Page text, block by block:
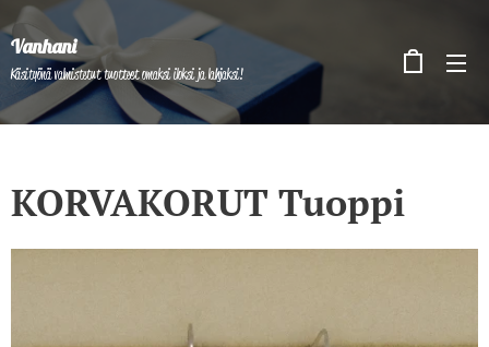
Vanhani
Käsityönä valmistetut tuotteet omaksi iloksi ja lahjaksi!
KORVAKORUT Tuoppi